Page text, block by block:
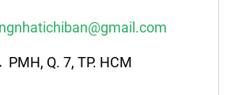
PMH, Q. 7, TP. HCM